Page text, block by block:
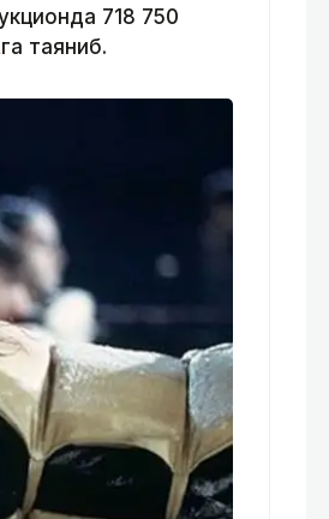
718 750
га таяниб.